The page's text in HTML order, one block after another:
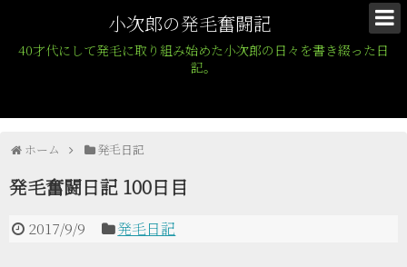
小次郎の発毛奮闘記
40才代にして発毛に取り組み始めた小次郎の日々を書き綴った日
記。
ホーム 発毛日記
発毛奮闘日記 100日目
2017/9/9 発毛日記